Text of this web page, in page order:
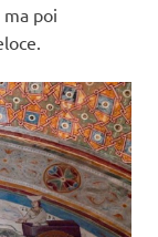
ma poi